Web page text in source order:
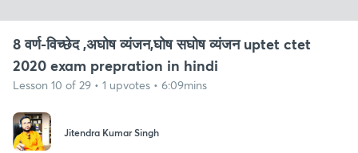
8 वर्ण-विच्छेद ,अघोष व्यंजन,घोष सघोष व्यंजन uptet ctet
2020 exam prepration in hindi
Lesson 10 of 29 • 1 upvotes • 6:09mins
Jitendra Kumar Singh